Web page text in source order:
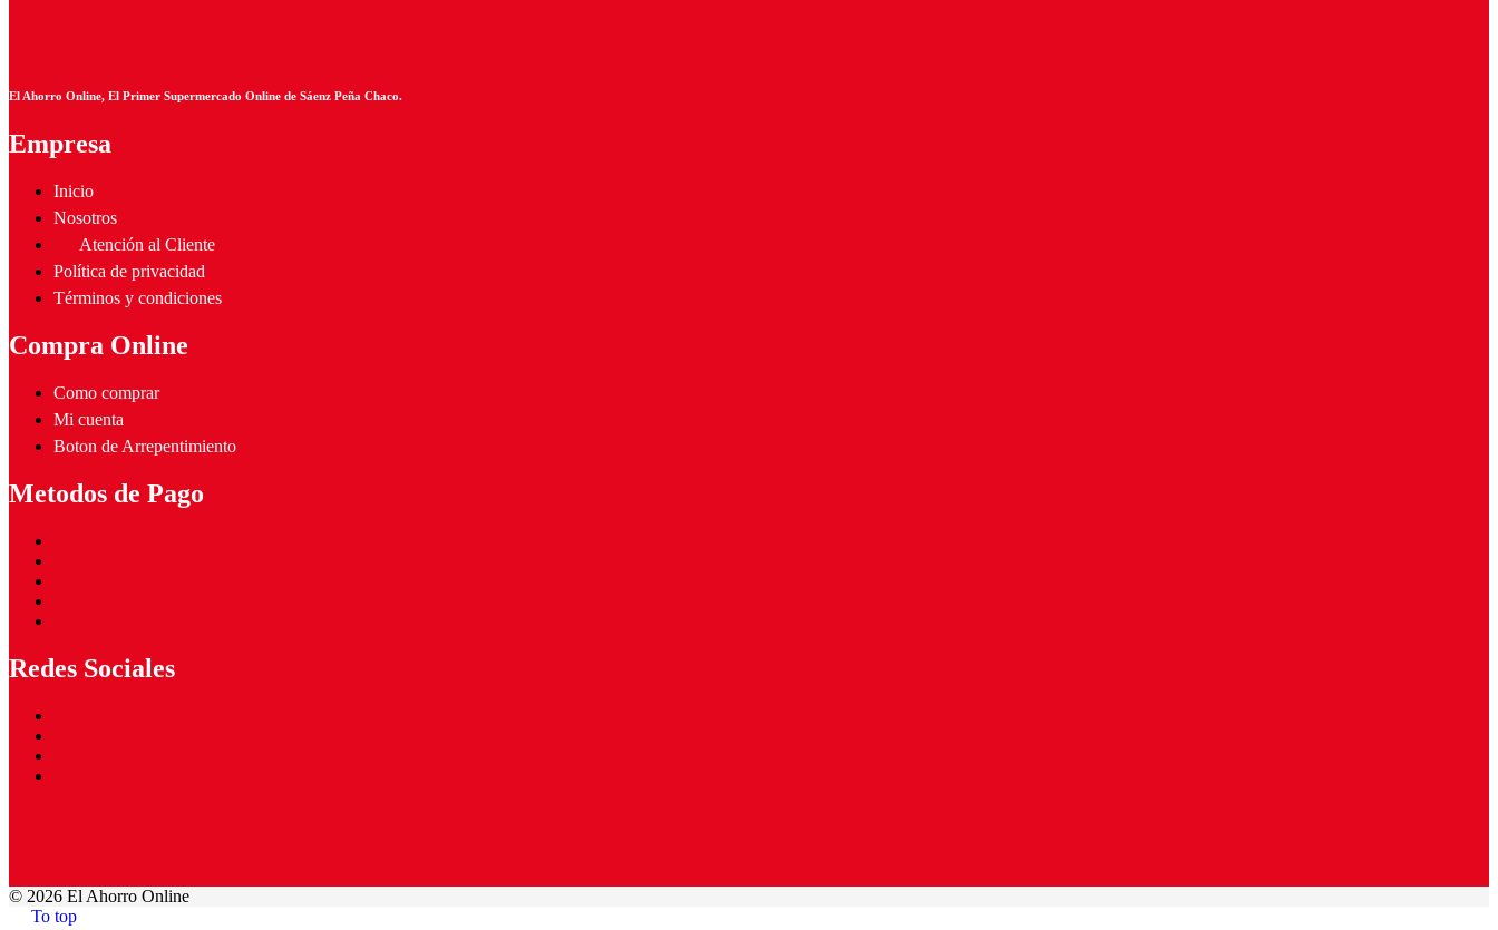
El Ahorro Online, El Primer Supermercado Online de Sáenz Peña Chaco.
Empresa
Inicio
Nosotros
Atención al Cliente
Política de privacidad
Términos y condiciones
Compra Online
Como comprar
Mi cuenta
Boton de Arrepentimiento
Metodos de Pago
Redes Sociales
© 2026 El Ahorro Online
To top